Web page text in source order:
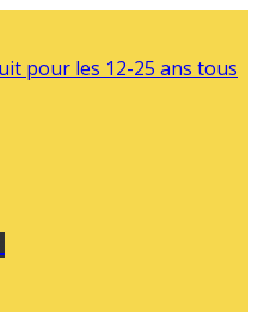
pour les 12-25 ans tous